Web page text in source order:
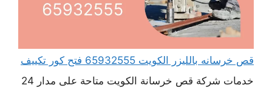
قص خرسانه بالليزر الكويت 65932555 فتح كور تكييف
خدمات شركة قص خرسانة الكويت متاحة على مدار 24